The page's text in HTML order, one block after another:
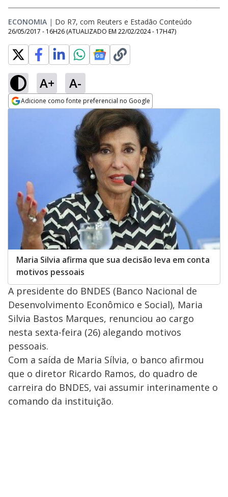
ECONOMIA | Do R7, com Reuters e Estadão Conteúdo
26/05/2017 - 16H26 (ATUALIZADO EM 22/02/2024 - 17H47)
A+ A-
Adicione como fonte preferencial no Google
Opens in new window
Maria Silvia afirma que sua decisão leva em conta
motivos pessoais
A presidente do BNDES (Banco Nacional de
Desenvolvimento Econômico e Social), Maria
Silvia Bastos Marques, renunciou ao cargo
nesta sexta-feira (26) alegando motivos
pessoais.
Com a saída de Maria Sílvia, o banco afirmou
que o diretor Ricardo Ramos, do quadro de
carreira do BNDES, vai assumir interinamente o
comando da instituição.